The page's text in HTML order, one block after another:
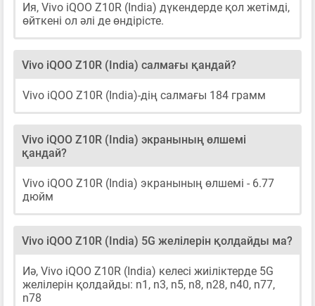
Ия, Vivo iQOO Z10R (India) дүкендерде қол жетімді,
өйткені ол әлі де өндірісте.
Vivo iQOO Z10R (India) салмағы қандай?
Vivo iQOO Z10R (India)-дің салмағы 184 грамм
Vivo iQOO Z10R (India) экранының өлшемі
қандай?
Vivo iQOO Z10R (India) экранының өлшемі - 6.77
дюйм
Vivo iQOO Z10R (India) 5G желілерін қолдайды ма?
Иә, Vivo iQOO Z10R (India) келесі жиіліктерде 5G
желілерін қолдайды: n1, n3, n5, n8, n28, n40, n77,
n78